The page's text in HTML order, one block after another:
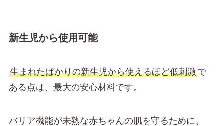
新生児から使用可能
生まれたばかりの新生児から使えるほど低刺激で
ある点は、最大の安心材料です。
バリア機能が未熟な赤ちゃんの肌を守るために、